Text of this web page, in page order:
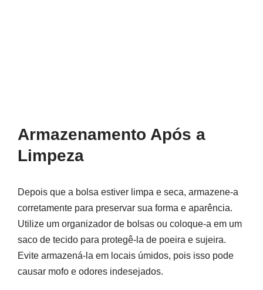
Armazenamento Após a
Limpeza
Depois que a bolsa estiver limpa e seca, armazene-a
corretamente para preservar sua forma e aparência.
Utilize um organizador de bolsas ou coloque-a em um
saco de tecido para protegê-la de poeira e sujeira.
Evite armazená-la em locais úmidos, pois isso pode
causar mofo e odores indesejados.